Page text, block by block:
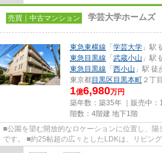
売買｜中古マンション 学芸大学ホームズ
東急東横線 「 学芸大学 」駅
東急目黒線 「 武蔵小山 」駅
東急目黒線 「 西小山 」駅 徒
東京都目黒区 目黒本町 ２丁目
1億6,980万円
築年数：築35年 ｜販売中：
階数：4階建 地下1階
■公園を望む開放的なロケーションに位置し、
です。 ■約25帖超の広々としたLDKは、リビン